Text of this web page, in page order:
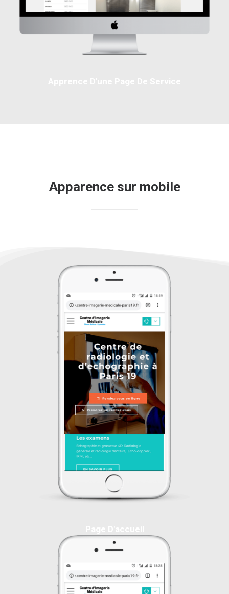
Apparence sur mobile